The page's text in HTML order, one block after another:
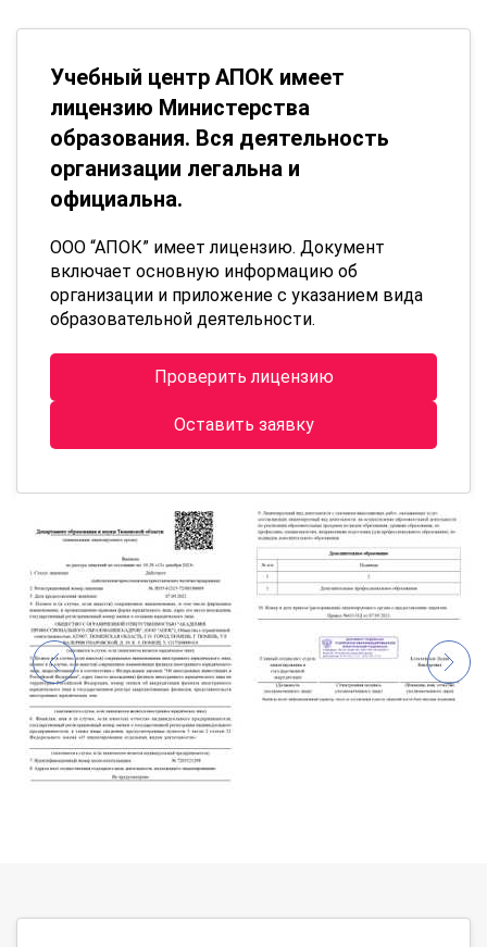
Учебный центр АПОК имеет
лицензию Министерства
образования. Вся деятельность
организации легальна и
официальна.
ООО “АПОК” имеет лицензию. Документ
включает основную информацию об
организации и приложение с указанием вида
образовательной деятельности.
Проверить лицензию
Оставить заявку